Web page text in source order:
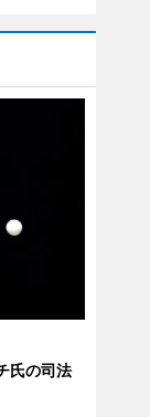
氏の司法